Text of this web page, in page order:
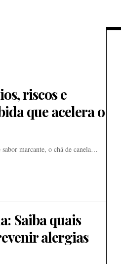
riscos e
que acelera o
marcante, o chá de canela…
Saiba quais
alergias